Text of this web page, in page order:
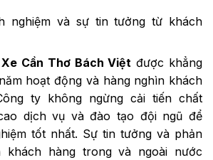
nghiệm và sự tin tưởng từ khách
Cần Thơ Bách Việt được khẳng
hoạt động và hàng nghìn khách
ty không ngừng cải tiến chất
dịch vụ và đào tạo đội ngũ để
tốt nhất. Sự tin tưởng và phản
hàng trong và ngoài nước